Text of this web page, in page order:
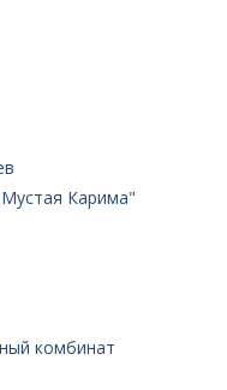
Карима"
комбинат